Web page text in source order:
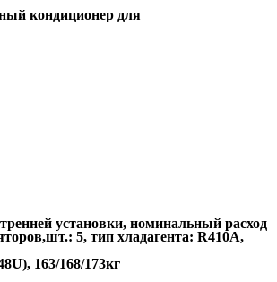
кондиционер для
установки, номинальный расход
5, тип хладагента: R410A,
163/168/173кг